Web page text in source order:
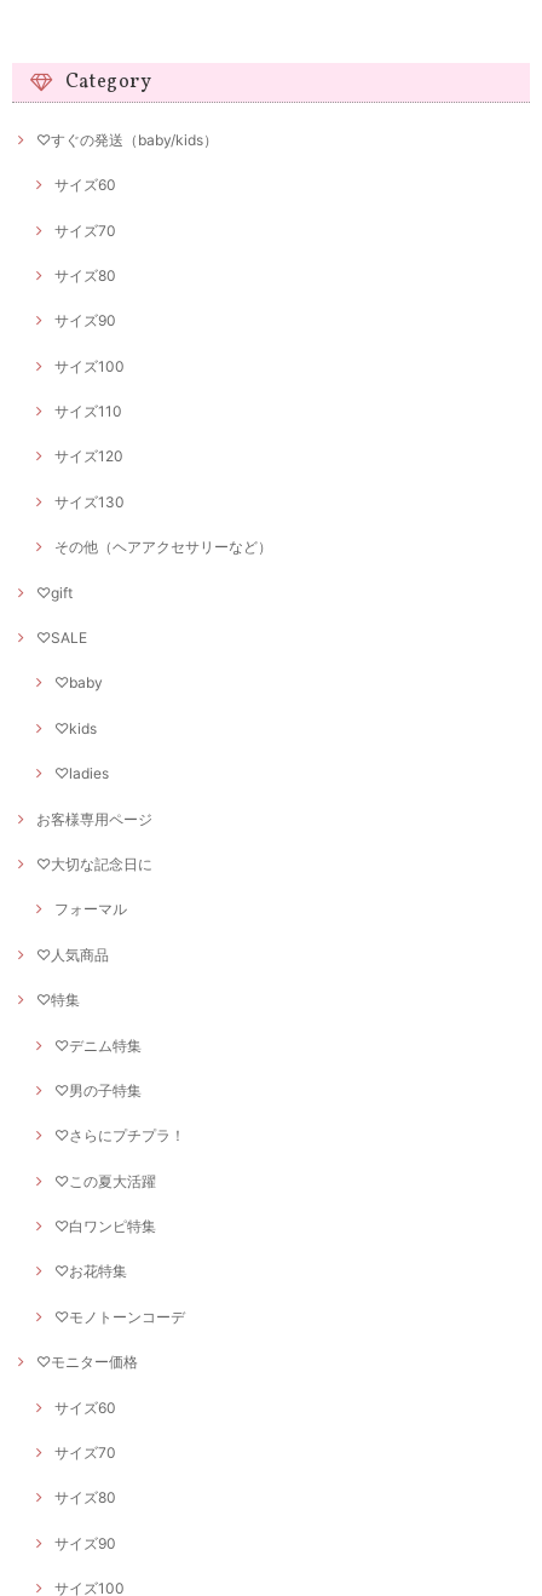
Category
♡すぐの発送（baby/kids）
サイズ60
サイズ70
サイズ80
サイズ90
サイズ100
サイズ110
サイズ120
サイズ130
その他（ヘアアクセサリーなど）
♡gift
♡SALE
♡baby
♡kids
♡ladies
お客様専用ページ
♡大切な記念日に
フォーマル
♡人気商品
♡特集
♡デニム特集
♡男の子特集
♡さらにプチプラ！
♡この夏大活躍
♡白ワンピ特集
♡お花特集
♡モノトーンコーデ
♡モニター価格
サイズ60
サイズ70
サイズ80
サイズ90
サイズ100